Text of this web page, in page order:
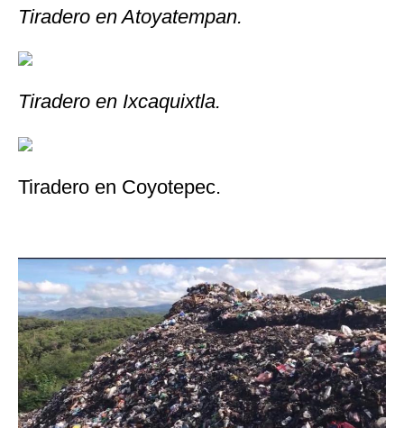
Tiradero en Atoyatempan.
Tiradero en Ixcaquixtla.
Tiradero en Coyotepec.